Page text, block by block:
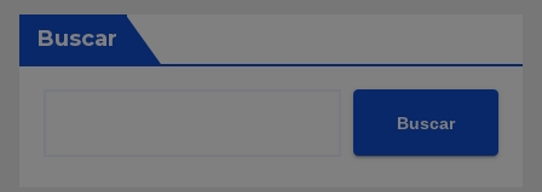
Buscar
Buscar